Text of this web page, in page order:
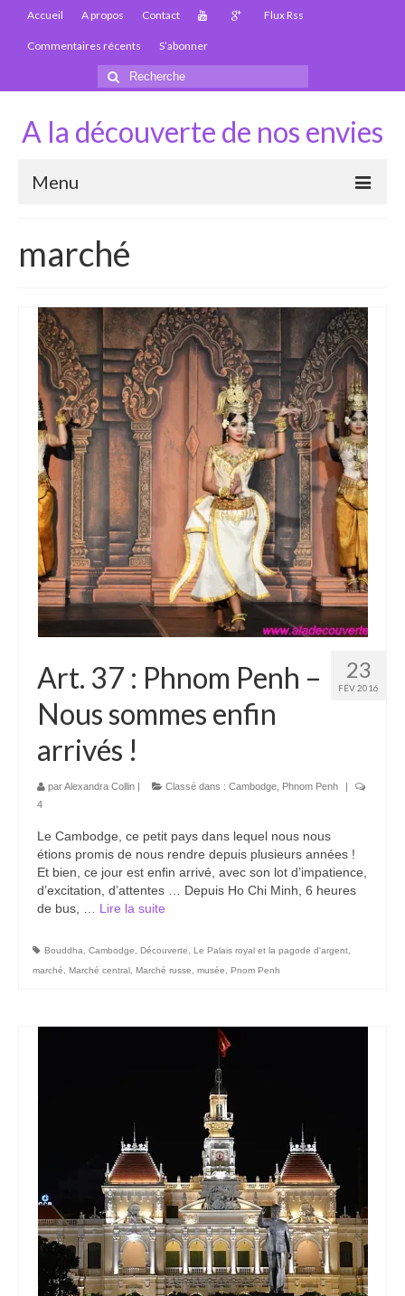
Accueil A propos Contact Flux Rss
Commentaires récents S’abonner
Rechercher
:
A la découverte de nos envies
Menu
Carte Thaïlande
Thaïlande – Infos
Paludisme en Thaïlande
Les articles de la Thaïlande
Laos
Carte du Laos
Laos – infos
Paludisme au Laos
Les articles du Laos
Vietnam
Carte du Vietnam
Vietnam – Infos
Paludisme au Vietnam
Les articles du Vietnam
Cambodge
Cambodge – Infos
Toutes à l’école
Les articles du Cambodge
Notre région, la Normandie
Ville : Paris
Catégories
Boucles d’articles
Commentaires récents
marché
23
FÉV 2016
Art. 37 : Phnom Penh –
Nous sommes enfin
arrivés !
parAlexandra Collin | Classé dans : Cambodge Phnom Penh
|
4
Le Cambodge, ce petit pays dans lequel nous nous
étions promis de nous rendre depuis plusieurs années !
Et bien, ce jour est enfin arrivé, avec son lot d’impatience,
d’excitation, d’attentes … Depuis Ho Chi Minh, 6 heures
de bus, … Lire la suite­­
Bouddha Cambodge Découverte Le Palais royal et la pagode d'argent
marché
Marché central Marché russe musée Pnom Penh